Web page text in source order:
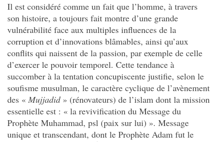
Il est considéré comme un fait que l’homme, à travers
son histoire, a toujours fait montre d’une grande
vulnérabilité face aux multiples influences de la
corruption et d’innovations blâmables, ainsi qu’aux
conflits qui naissent de la passion, par exemple de celle
d’exercer le pouvoir temporel. Cette tendance à
succomber à la tentation concupiscente justifie, selon le
soufisme musulman, le caractère cyclique de l’avènement
des « Mujjadid » (rénovateurs) de l’islam dont la mission
essentielle est : « la revivification du Message du
Prophète Muhammad, psl (paix sur lui) ». Message
unique et transcendant, dont le Prophète Adam fut le